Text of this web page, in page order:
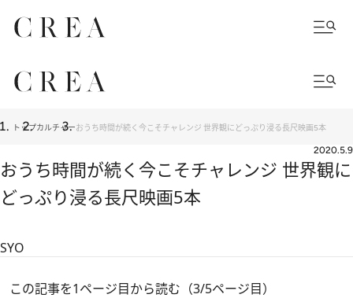
トップカルチャーおうち時間が続く今こそチャレンジ 世界観にどっぷり浸る長尺映画5本
2020.5.9
おうち時間が続く今こそチャレンジ 世界観に
どっぷり浸る長尺映画5本
SYO
この記事を1ページ目から読む（3/5ページ目）